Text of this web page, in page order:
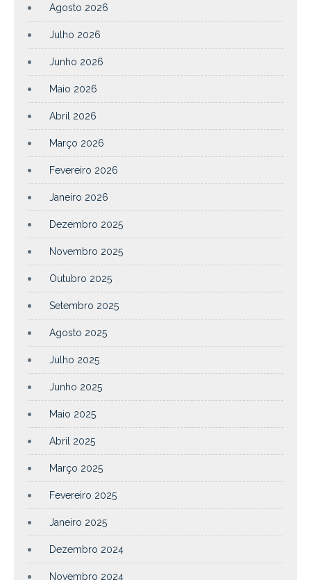
Agosto 2026
Julho 2026
Junho 2026
Maio 2026
Abril 2026
Março 2026
Fevereiro 2026
Janeiro 2026
Dezembro 2025
Novembro 2025
Outubro 2025
Setembro 2025
Agosto 2025
Julho 2025
Junho 2025
Maio 2025
Abril 2025
Março 2025
Fevereiro 2025
Janeiro 2025
Dezembro 2024
Novembro 2024